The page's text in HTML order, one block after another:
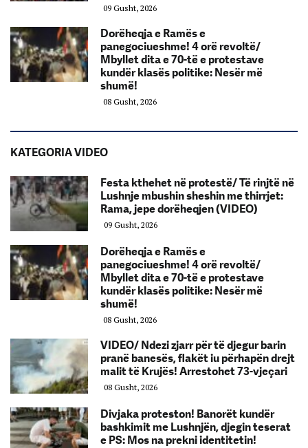
09 Gusht, 2026
Dorëheqja e Ramës e
panegociueshme! 4 orë revoltë/
Mbyllet dita e 70-të e protestave
kundër klasës politike: Nesër më
shumë!
08 Gusht, 2026
KATEGORIA VIDEO
Festa kthehet në protestë/ Të rinjtë në
Lushnje mbushin sheshin me thirrjet:
Rama, jepe dorëheqjen (VIDEO)
09 Gusht, 2026
Dorëheqja e Ramës e
panegociueshme! 4 orë revoltë/
Mbyllet dita e 70-të e protestave
kundër klasës politike: Nesër më
shumë!
08 Gusht, 2026
VIDEO/ Ndezi zjarr për të djegur barin
pranë banesës, flakët iu përhapën drejt
malit të Krujës! Arrestohet 73-vjeçari
08 Gusht, 2026
Divjaka proteston! Banorët kundër
bashkimit me Lushnjën, djegin teserat
e PS: Mos na prekni identitetin!